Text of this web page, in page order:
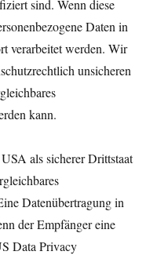
sind. Wenn diese
Daten in
verarbeitet werden. Wir
unsicheren
kann.
als sicherer Drittstaat
Datenübertragung in
der Empfänger eine
Data Privacy